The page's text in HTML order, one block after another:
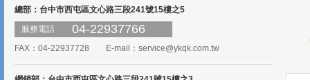
總部：台中市西屯區文心路三段241號15樓之5
服務電話
04-22937766
FAX：04-22937728 E-mail： service@ykqk.com.tw